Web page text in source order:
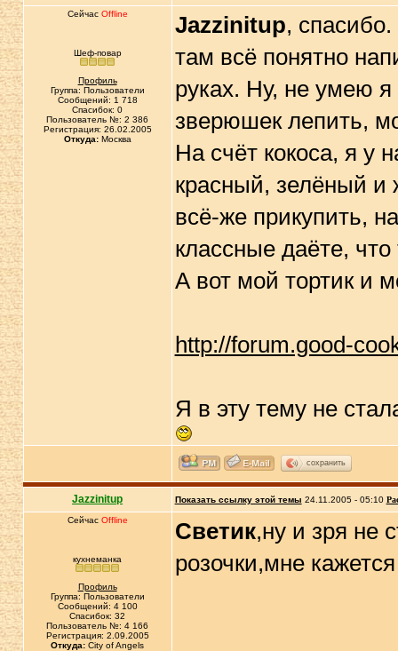
Сейчас Offline
Шеф-повар
Профиль
Группа: Пользователи
Сообщений: 1 718
Спасибок: 0
Пользователь №: 2 386
Регистрация: 26.02.2005
Откуда:Москва
Jazzinitup,
там всё понятно
руках. Ну, не умею
зверюшек лепить,
На счёт кокоса, я у
красный, зелёный и
всё-же прикупить,
классные даёте,
А вот мой тортик и
http://forum.good-
Я в эту тему не
сохранить
Jazzinitup Показать ссылку этой темы 24.11.2005 - 05:10
Сейчас Offline
кухнеманка
Профиль
Группа: Пользователи
Сообщений: 4 100
Спасибок: 32
Пользователь №: 4 166
Регистрация: 2.09.2005
Откуда: City of Angels
Светик,ну и зря не
розочки,мне